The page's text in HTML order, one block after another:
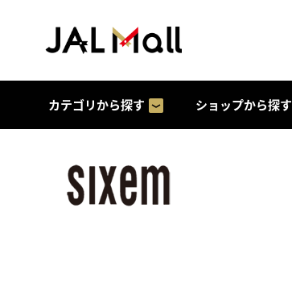
カテゴリから探す ショップから探す